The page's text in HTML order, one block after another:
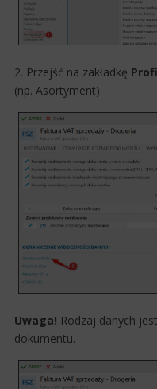
2. Przejść na zakładkę
(np. Asortyment).
Uwaga! Rodzaj danych
dokumentu.​